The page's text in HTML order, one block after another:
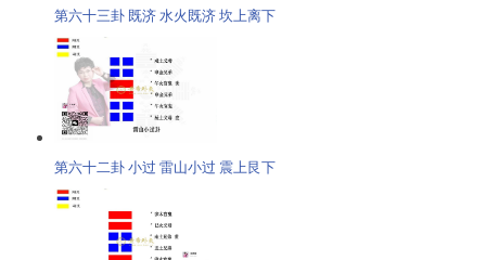
第六十三卦 既济 水火既济 坎上离下
第六十二卦 小过 雷山小过 震上艮下